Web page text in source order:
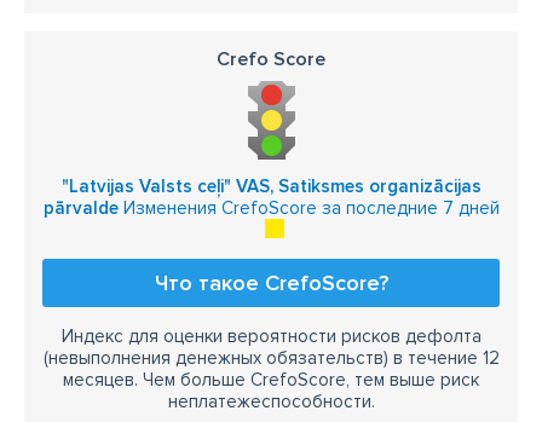
Crefo Score
"Latvijas Valsts ceļi" VAS, Satiksmes organizācijas
pārvaldeИзменения CrefoScore за последние 7 дней
Что такое CrefoScore?
Индекс для оценки вероятности рисков дефолта
(невыполнения денежных обязательств) в течение 12
месяцев. Чем больше CrefoScore, тем выше риск
неплатежеспособности.